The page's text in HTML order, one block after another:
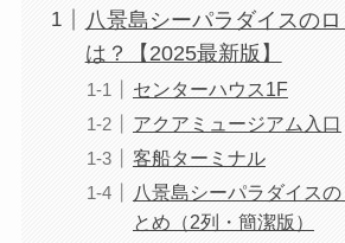
八景島シーパラダイスの
は？【2025最新版】
センターハウス1F
アクアミュージアム入口
客船ターミナル
八景島シーパラダイス
とめ（2列・簡潔版）